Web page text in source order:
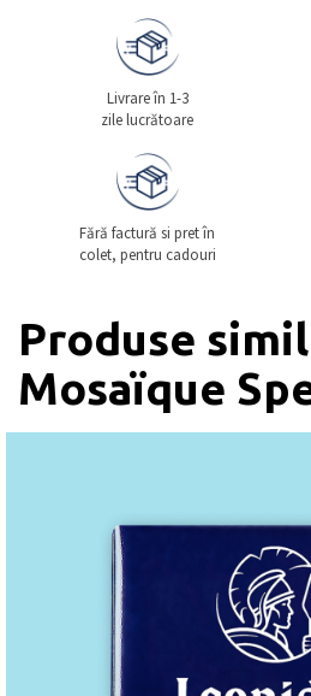
Livrare în 1-3
zile lucrătoare
Fără factură si pret în
colet, pentru cadouri
Produse
Mosaïque